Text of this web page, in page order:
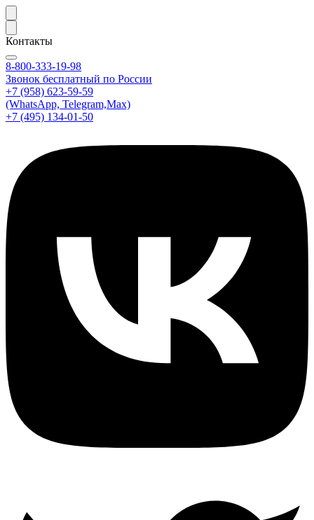
Контакты
8-800-333-19-98
Звонок бесплатный по России
+7 (958) 623-59-59
(WhatsApp, Telegram,Max)
+7 (495) 134-01-50